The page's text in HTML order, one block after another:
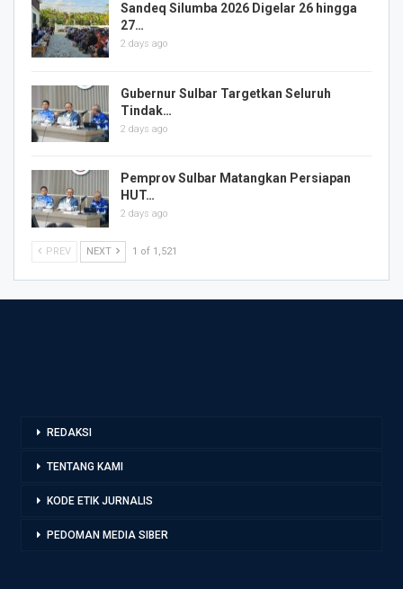
Sandeq Silumba 2026 Digelar 26 hingga
27…
2 days ago
Gubernur Sulbar Targetkan Seluruh
Tindak…
2 days ago
Pemprov Sulbar Matangkan Persiapan
HUT…
2 days ago
PREV NEXT 1 of 1,521
REDAKSI
TENTANG KAMI
KODE ETIK JURNALIS
PEDOMAN MEDIA SIBER